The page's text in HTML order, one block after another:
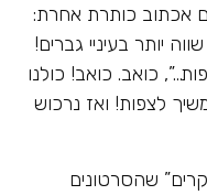
אכתוב כותרת אחרת:
יותר בעיניי גברים!
כואב. כואב! כולנו
לצפות! ואז נרכוש
שהסרטונים